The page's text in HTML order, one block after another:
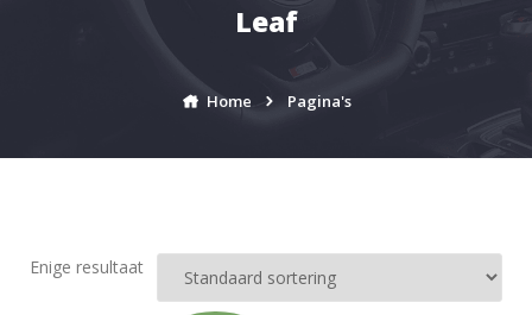
Leaf
Home Pagina's
Enige resultaat